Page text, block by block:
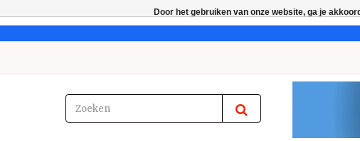
Door het gebruiken van onze website, ga je